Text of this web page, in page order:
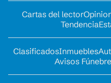
Cartas del lector
Tendencia
ClasificadosInmuebles
Avisos